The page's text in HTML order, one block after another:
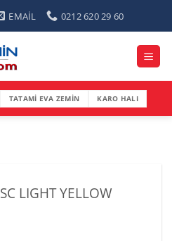
EMAİL 0212 620 29 60
TATAMİ EVA ZEMİN KARO HALI
LIGHT YELLOW